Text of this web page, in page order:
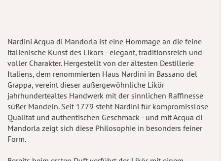
Nardini Acqua di Mandorla ist eine Hommage an die feine
italienische Kunst des Likörs - elegant, traditionsreich und
voller Charakter. Hergestellt von der ältesten Destillerie
Italiens, dem renommierten Haus Nardini in Bassano del
Grappa, vereint dieser außergewöhnliche Likör
jahrhundertealtes Handwerk mit der sinnlichen Raffinesse
süßer Mandeln. Seit 1779 steht Nardini für kompromisslose
Qualität und authentischen Geschmack - und mit Acqua di
Mandorla zeigt sich diese Philosophie in besonders feiner
Form.